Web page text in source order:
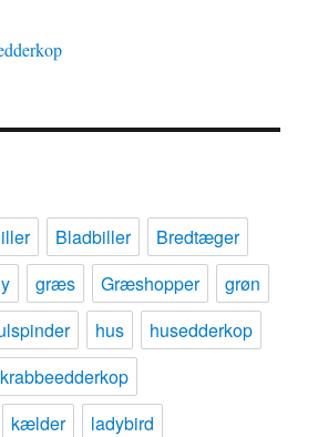
Bladbiller
Bredtæger
græs Græshopper
grøn
hus
husedderkop
krabbeedderkop
kælder
ladybird